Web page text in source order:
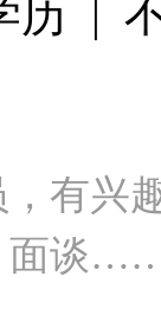
历 |
有兴
面谈